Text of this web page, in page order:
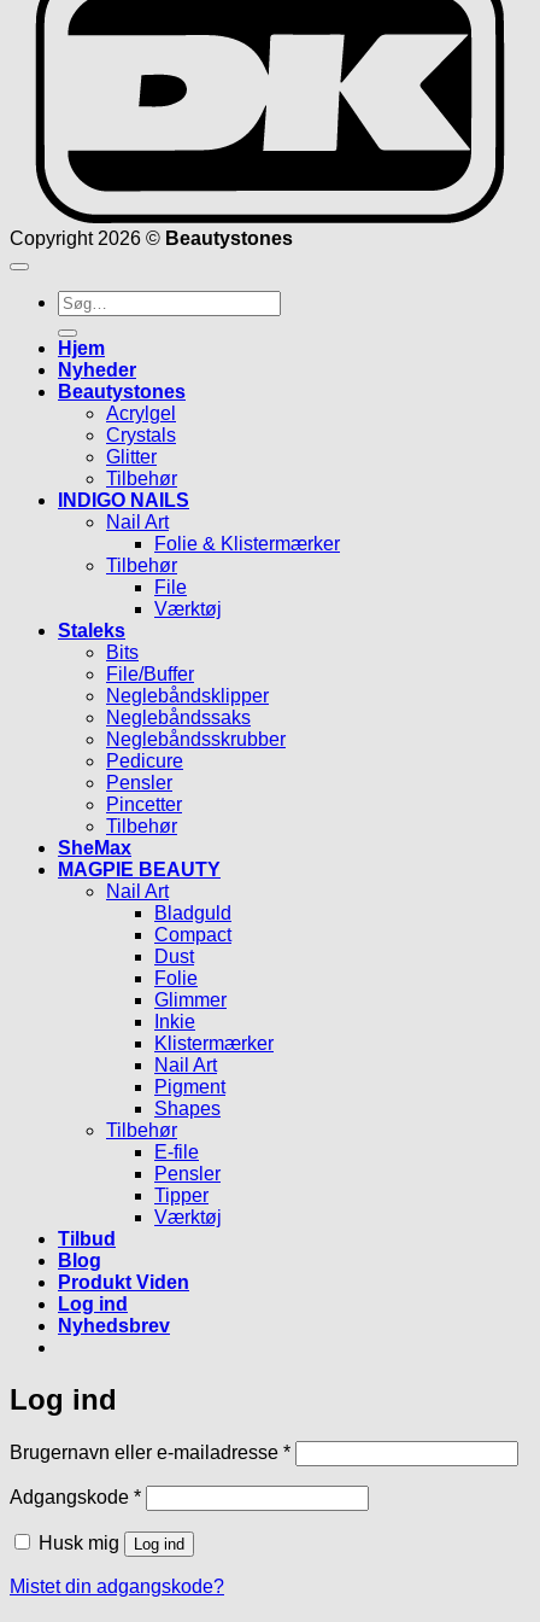
Copyright 2026 © Beautystones
Søg
efter:
Hjem
Nyheder
Beautystones
Acrylgel
Crystals
Glitter
Tilbehør
INDIGO NAILS
Nail Art
Folie & Klistermærker
Tilbehør
File
Værktøj
Staleks
Bits
File/Buffer
Neglebåndsklipper
Neglebåndssaks
Neglebåndsskrubber
Pedicure
Pensler
Pincetter
Tilbehør
SheMax
MAGPIE BEAUTY
Nail Art
Bladguld
Compact
Dust
Folie
Glimmer
Inkie
Klistermærker
Nail Art
Pigment
Shapes
Tilbehør
E-file
Pensler
Tipper
Værktøj
Tilbud
Blog
Produkt Viden
Log ind
Nyhedsbrev
Log ind
Brugernavn eller e-mailadresse *Påkrævet
Adgangskode *Påkrævet
Husk mig Log ind
Mistet din adgangskode?